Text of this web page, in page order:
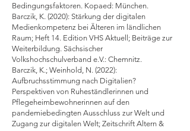
Bedingungsfaktoren. Kopaed: München.
Barczik, K. (2020): Stärkung der digitalen
Medienkompetenz bei Älteren im ländlichen
Raum; Heft 14. Edition VHS Aktuell; Beiträge zur
Weiterbildung. Sächsischer
Volkshochschulverband e.V.: Chemnitz.
Barczik, K.; Weinhold, N. (2022):
Aufbruchsstimmung nach Digitalien?
Perspektiven von Ruheständlerinnen und
Pflegeheimbewohnerinnen auf den
pandemiebedingten Ausschluss zur Welt und
Zugang zur digitalen Welt; Zeitschrift Altern &